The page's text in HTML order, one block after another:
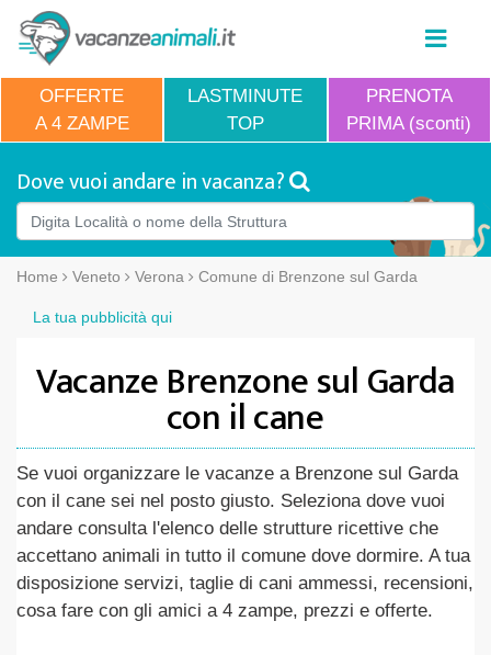
OFFERTE
A 4 ZAMPE
LASTMINUTE
TOP
PRENOTA
PRIMA (sconti)
Dove vuoi andare in vacanza?
Home Veneto Verona Comune di Brenzone sul Garda
La tua pubblicità qui
Vacanze Brenzone sul Garda
con il cane
Se vuoi organizzare le vacanze a Brenzone sul Garda
con il cane sei nel posto giusto. Seleziona dove vuoi
andare consulta l'elenco delle strutture ricettive che
accettano animali in tutto il comune dove dormire. A tua
disposizione servizi, taglie di cani ammessi, recensioni,
cosa fare con gli amici a 4 zampe, prezzi e offerte.